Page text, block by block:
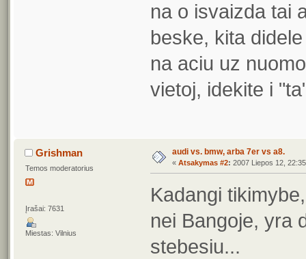
na o isvaizda tai
beske, kita
na aciu uz
vietoj, idekite i
Grishman
Temos moderatorius
Įrašai: 7631
Miestas: Vilnius
audi vs. bmw, arba 7er vs a8.
« Atsakymas #2: 2007 Liepos 12,
Kadangi
nei Bangoje, yra
stebesiu...